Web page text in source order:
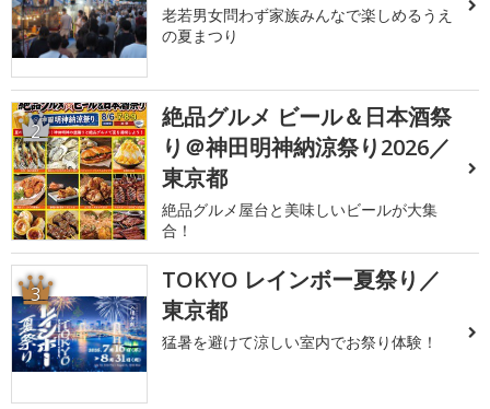
老若男女問わず家族みんなで楽しめるうえ
の夏まつり
2
絶品グルメ ビール＆日本酒祭
り＠神田明神納涼祭り2026／
東京都
絶品グルメ屋台と美味しいビールが大集
合！
3
TOKYO レインボー夏祭り／
東京都
猛暑を避けて涼しい室内でお祭り体験！